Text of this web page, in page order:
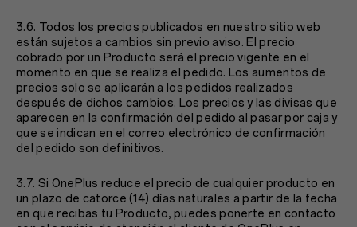
3.6. Todos los precios publicados en nuestro sitio web
están sujetos a cambios sin previo aviso. El precio
cobrado por un Producto será el precio vigente en el
momento en que se realiza el pedido. Los aumentos de
precios solo se aplicarán a los pedidos realizados
después de dichos cambios. Los precios y las divisas que
aparecen en la confirmación del pedido al pasar por caja y
que se indican en el correo electrónico de confirmación
del pedido son definitivos.
3.7. Si OnePlus reduce el precio de cualquier producto en
un plazo de catorce (14) días naturales a partir de la fecha
en que recibas tu Producto, puedes ponerte en contacto